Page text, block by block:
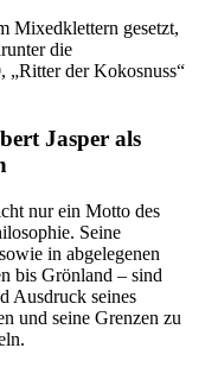
Mixedklettern gesetzt,
die
„Ritter der Kokosnuss“
Jasper als
nur ein Motto des
Seine
in abgelegenen
bis Grönland – sind
Ausdruck seines
und seine Grenzen zu